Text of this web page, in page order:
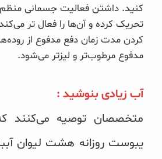
کنید. داشتن فعالیت جسمانی منظم
تحریک کرده و آن‌ها را فعال تر
کردن مدت زمان دفع مدفوع از
مدفوع مرطوب‌تر و لیزتر می‌شود.
آب زیادی بنوشید :
متخصصان توصیه می‌کنند که
یبوست روزانه هشت لیوان